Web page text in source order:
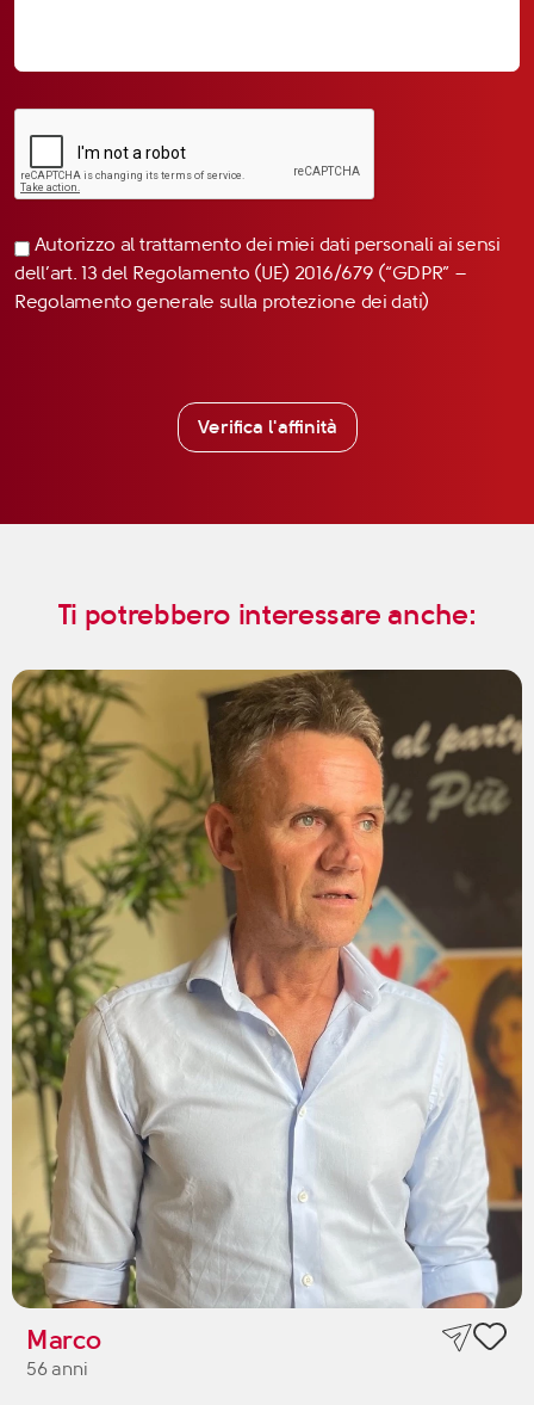
Autorizzo al trattamento dei miei dati personali ai sensi
dell’art. 13 del Regolamento (UE) 2016/679 (“GDPR” –
Regolamento generale sulla protezione dei dati)
Verifica l'affinità
Ti potrebbero interessare anche:
Marco
56 anni